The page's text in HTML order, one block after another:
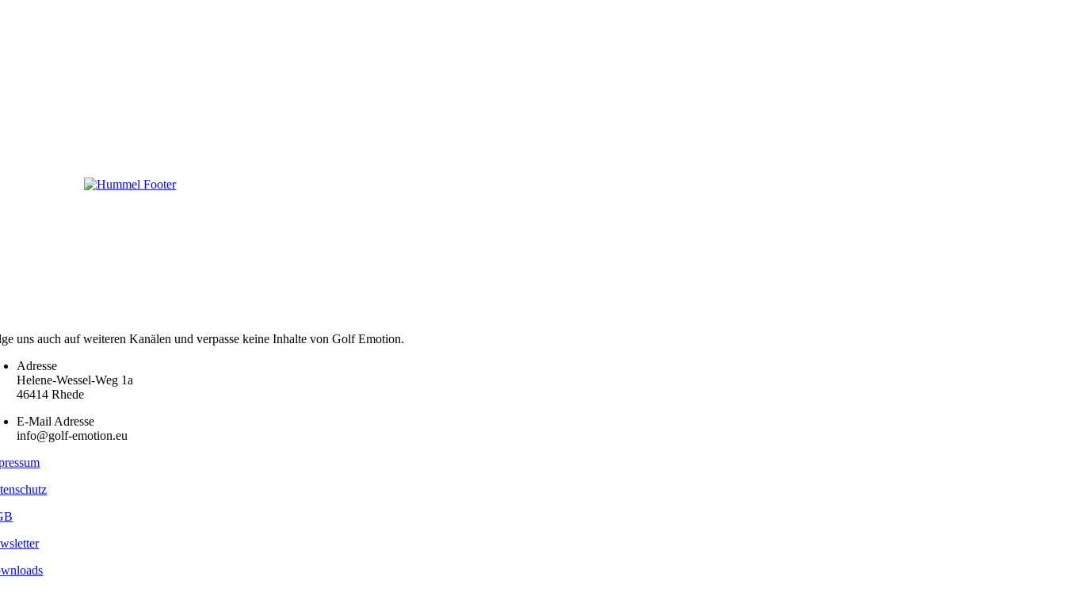
uns auch auf weiteren Kanälen und verpasse keine Inhalte von Golf Emotion.
Adresse
Helene-Wessel-Weg 1a
46414 Rhede
E-Mail Adresse
info@golf-emotion.eu